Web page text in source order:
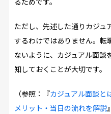
ただし、先述した通りカジュ
するわけではありません。転
ないように、カジュアル面談
知しておくことが大切です。
（参照：『カジュアル面談と
メリット・当日の流れを解説